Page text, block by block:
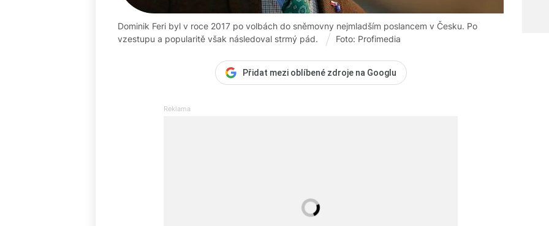
Dominik Feri byl v roce 2017 po volbách do sněmovny nejmladším poslancem v Česku. Po
vzestupu a popularitě však následoval strmý pád.
Foto: Profimedia
Přidat mezi oblíbené zdroje na Googlu